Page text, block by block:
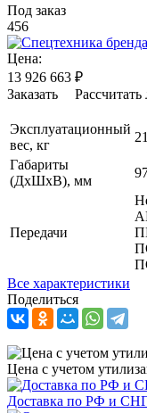
Под заказ
456
Цена:
13 926 663 ₽
Заказать
Рассчитать
Эксплуатационный
вес, кг
Габариты
(ДхШхВ), мм
Передачи
Все характеристики
Поделиться
Цена с учетом
Доставка по РФ и